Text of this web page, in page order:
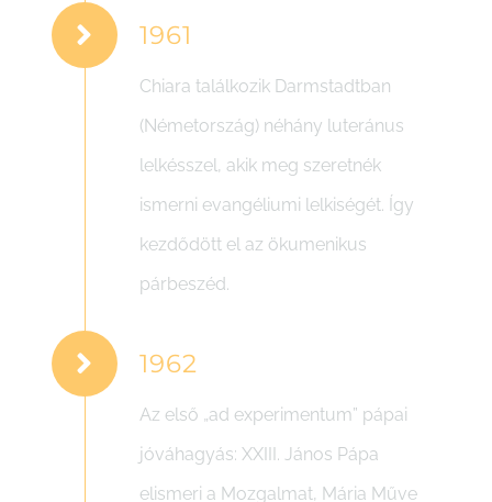
1961
Chiara találkozik Darmstadtban
(Németország) néhány luteránus
lelkésszel, akik meg szeretnék
ismerni evangéliumi lelkiségét. Így
kezdődött el az ökumenikus
párbeszéd.
1962
Az első „ad experimentum” pápai
jóváhagyás: XXIII. János Pápa
elismeri a Mozgalmat, Mária Műve